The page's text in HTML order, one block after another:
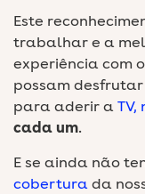
Este
trabalhar e a
experiência com
possam
para aderir aTV,
cada um.
E se ainda não
coberturada